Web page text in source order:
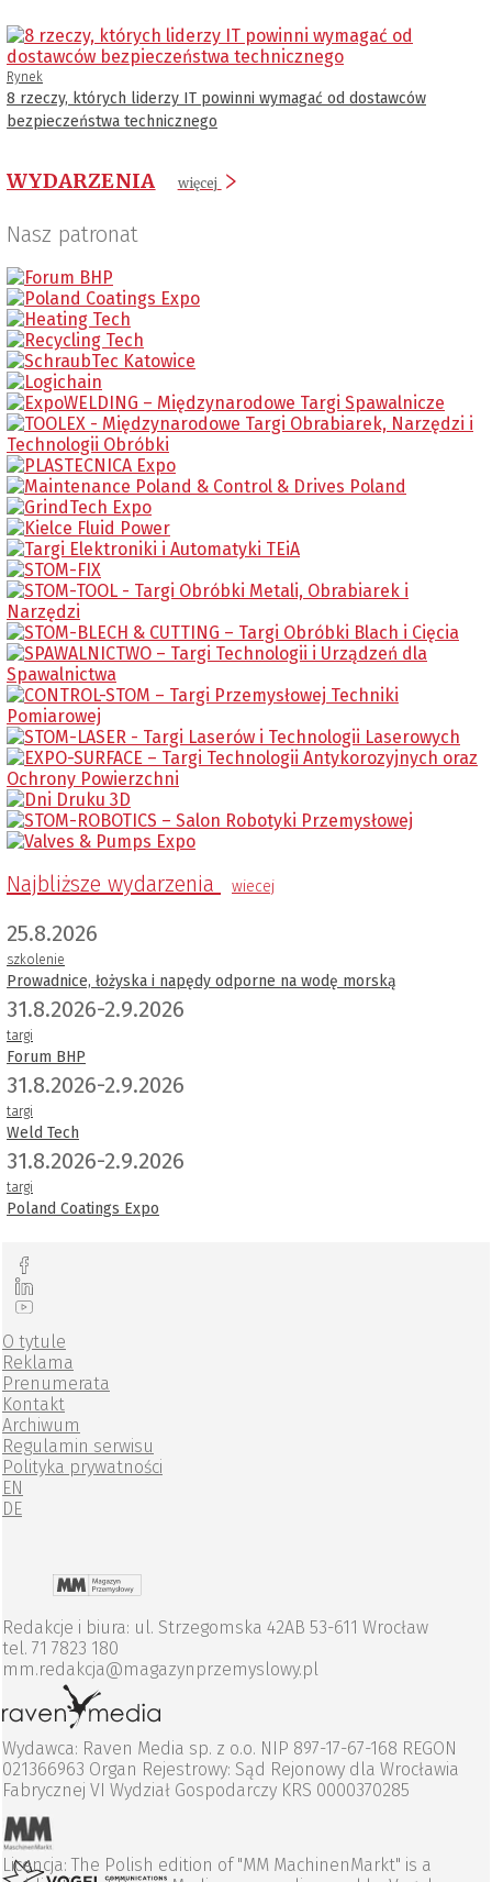
Rynek
8 rzeczy, których liderzy IT powinni wymagać od dostawców
bezpieczeństwa technicznego
WYDARZENIA więcej
Nasz patronat
Najbliższe wydarzenia wiecej
25.8.2026
szkolenie
Prowadnice, łożyska i napędy odporne na wodę morską
31.8.2026-2.9.2026
targi
Forum BHP
31.8.2026-2.9.2026
targi
Weld Tech
31.8.2026-2.9.2026
targi
Poland Coatings Expo
O tytule
Reklama
Prenumerata
Kontakt
Archiwum
Regulamin serwisu
Polityka prywatności
EN
DE
Redakcje i biura: ul. Strzegomska 42AB 53-611 Wrocław
tel. 71 7823 180
mm.redakcja@magazynprzemyslowy.pl
Wydawca: Raven Media sp. z o.o. NIP 897-17-67-168 REGON
021366963 Organ Rejestrowy: Sąd Rejonowy dla Wrocławia
Fabrycznej VI Wydział Gospodarczy KRS 0000370285
Licencja: The Polish edition of "MM MachinenMarkt" is a